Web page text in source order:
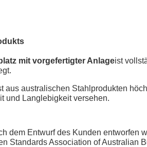
mit vorgefertigter Anlageist
aus australischen Stahlprodukten
und Langlebigkeit versehen.
dem Entwurf des Kunden entworfen
Standards Association of Australian